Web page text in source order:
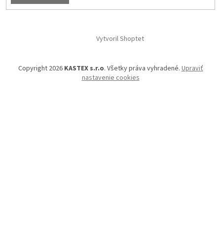
Vytvoril Shoptet
Copyright 2026 KASTEX s.r.o. Všetky práva vyhradené. Upraviť
nastavenie cookies